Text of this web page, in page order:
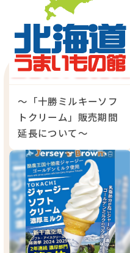
〜「十勝ミルキーソフ
トクリーム」販売期間
延長について〜